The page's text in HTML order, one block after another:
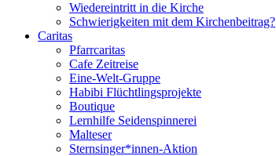
Wiedereintritt in die Kirche
Schwierigkeiten mit dem Kirchenbeitrag?
Caritas
Pfarrcaritas
Cafe Zeitreise
Eine-Welt-Gruppe
Habibi Flüchtlingsprojekte
Boutique
Lernhilfe Seidenspinnerei
Malteser
Sternsinger*innen-Aktion